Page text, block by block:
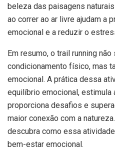
beleza das paisagens
ao correr ao ar livre ajudam a
emocional e a reduzir o
Em resumo, o trail running
condicionamento físico, mas
emocional. A prática dessa
equilíbrio emocional, estimula
proporciona desafios e
maior conexão com a
descubra como essa
bem-estar emocional.